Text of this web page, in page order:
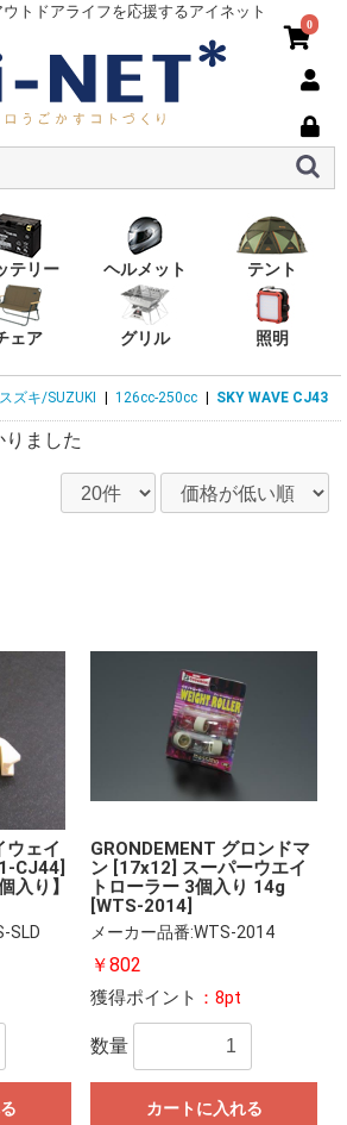
トドアライフを応援するアイネット
0
テリー ヘルメット テント
ェア グリル 照明
スズキ/SUZUKI 126cc-250cc SKY WAVE CJ43
ました
ウェイ
CJ44]
入り】
SLD
GRONDEMENT グロンドマ
ン [17x12] スーパーウエイ
トローラー 3個入り 14g
[WTS-2014]
メーカー品番:WTS-2014
￥802
獲得ポイント ：8pt
数量
カートに入れる